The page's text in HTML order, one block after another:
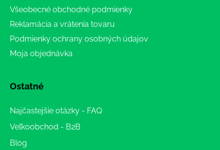
Všeobecné obchodné podmienky
Reklamácia a vrátenia tovaru
Podmienky ochrany osobných údajov
Moja objednávka
Ostatné
Najčastejšie otázky - FAQ
Veľkoobchod - B2B
Blog